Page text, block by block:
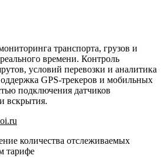
транспорта, грузов и
времени. Контроль
условий перевозки и аналитика
GPS-трекеров и мобильных
подключения датчиков
вскрытия.
количества отслеживаемых
тарифе